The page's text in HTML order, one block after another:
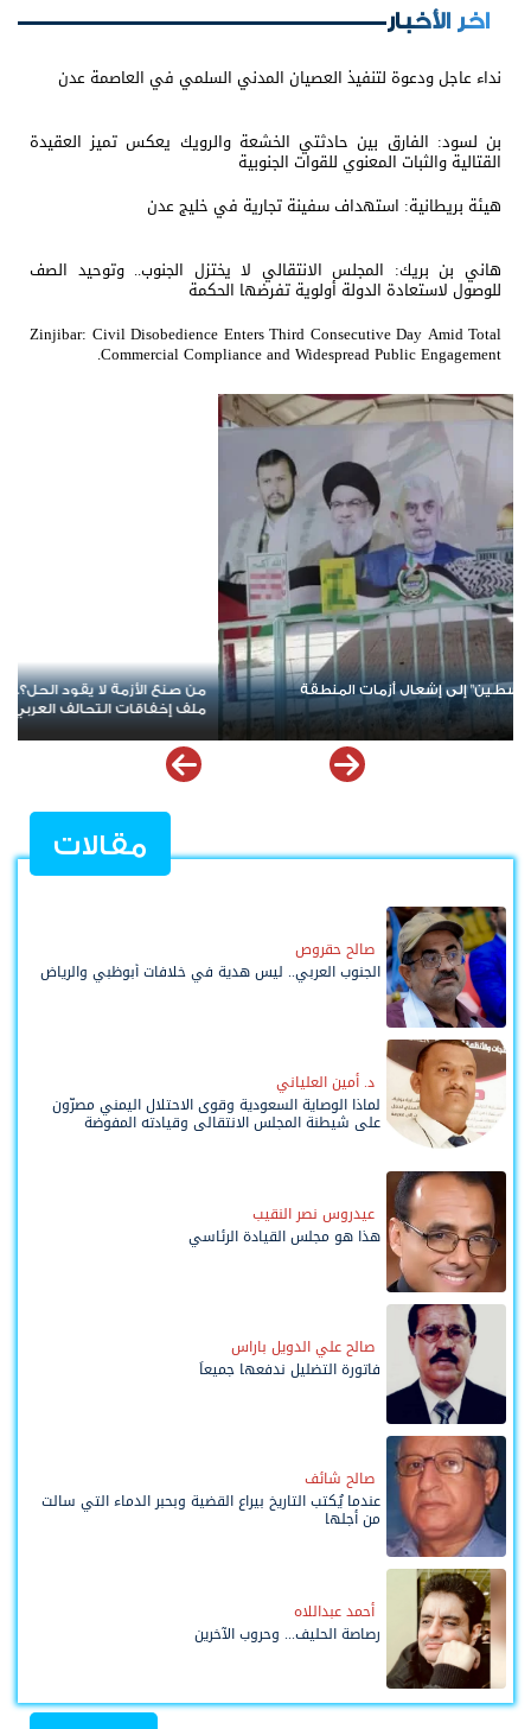
اخر الأخبار
نداء عاجل ودعوة لتنفيذ العصيان المدني السلمي في العاصمة عدن
بن لسود: الفارق بين حادثتي الخشعة والرويك يعكس تميز العقيدة
القتالية والثبات المعنوي للقوات الجنوبية
هيئة بريطانية: استهداف سفينة تجارية في خليج عدن
هاني بن بريك: المجلس الانتقالي لا يختزل الجنوب.. وتوحيد الصف
للوصول لاستعادة الدولة أولوية تفرضها الحكمة
Zinjibar: Civil Disobedience Enters Third Consecutive Day Amid Total
Commercial Compliance and Widespread Public Engagement.
جديد في باب المندب يعيد فتح
عودة المواجهة بين الحوثيين والسعودية..
تدخل أخطر اختبار
مقالات
صالح حقروص
الجنوب العربي.. ليس هدية في خلافات أبوظبي والرياض
د. أمين العلياني
لماذا الوصاية السعودية وقوى الاحتلال اليمني مصرّون
على شيطنة المجلس الانتقالي وقيادته المفوضة
وحواضنه الشعبية؟
عيدروس نصر النقيب
هذا هو مجلس القيادة الرئاسي
صالح علي الدويل باراس
فاتورة التضليل ندفعها جميعاً
صالح شائف
عندما يُكتب التاريخ بيراع القضية وبحبر الدماء التي سالت
من أجلها
أحمد عبداللاه
رصاصة الحليف... وحروب الآخرين